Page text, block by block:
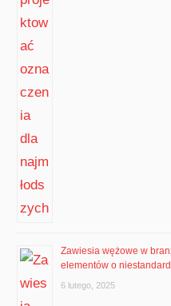
Zawiesia wężowe w
elementów o
6 lutego, 2025